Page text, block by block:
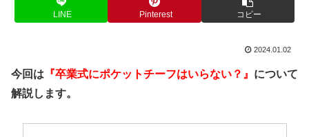
LINE Pinterest コピー
2024.01.02
今回は 『卒業式にポケットチーフはいらない？』 について
解説します。